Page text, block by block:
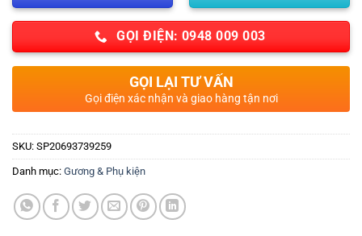
GỌI ĐIỆN: 0948 009 003
GỌI LẠI TƯ VẤN
Gọi điện xác nhận và giao hàng tận nơi
SKU: SP20693739259
Danh mục: Gương & Phụ kiện